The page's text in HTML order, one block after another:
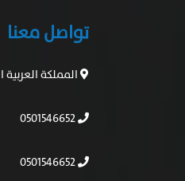
تواصل معنا
المملكة
0501546652
0501546652